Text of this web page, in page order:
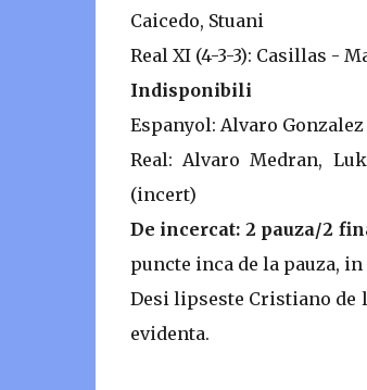
Caicedo, Stuani
Real XI (4-3-3): Casillas -
Indisponibili
Espanyol: Alvaro
Real: Alvaro Medran,
(incert)
De incercat: 2 pauza/2
puncte inca de la pauza,
Desi lipseste Cristiano de
evidenta.